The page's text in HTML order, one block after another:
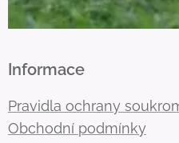
Informace
Pravidla ochrany
Obchodní podmínky